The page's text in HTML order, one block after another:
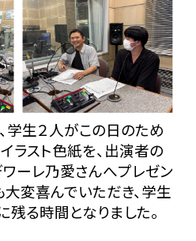
学生２人がこの日のため
ラスト色紙を、出演者の
ーレ乃愛さんへプレゼン
大変喜んでいただき、学生
残る時間となりました。